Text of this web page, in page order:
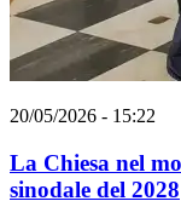
20/05/2026 - 15:22
La Chiesa nel
sinodale del 2028